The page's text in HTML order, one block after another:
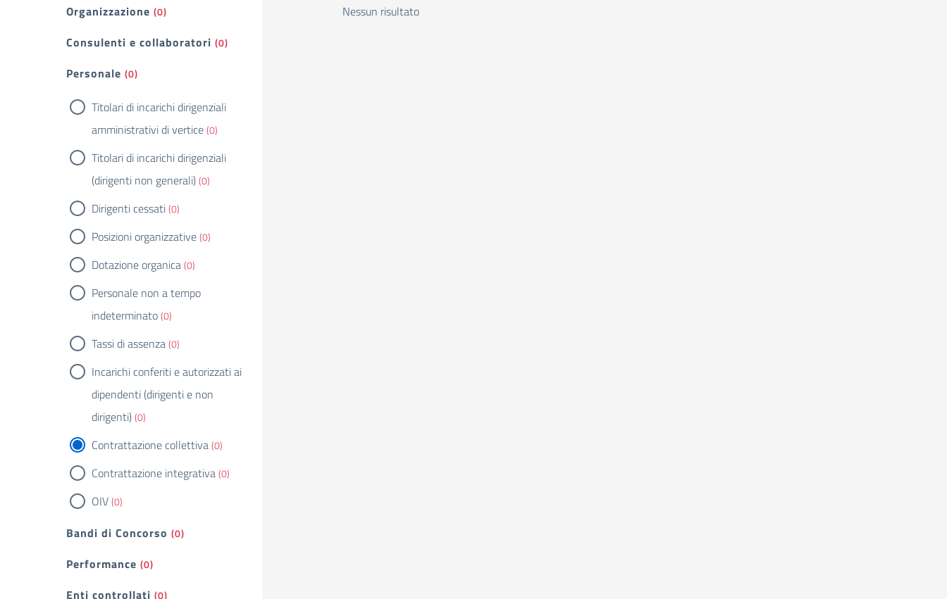
Organizzazione (0)
Consulenti e collaboratori (0)
Personale (0)
Titolari di incarichi dirigenziali
amministrativi di vertice(0)
Titolari di incarichi dirigenziali
(dirigenti non generali)(0)
Dirigenti cessati(0)
Posizioni organizzative(0)
Dotazione organica(0)
Personale non a tempo
indeterminato(0)
Tassi di assenza(0)
Incarichi conferiti e autorizzati ai
dipendenti (dirigenti e non
dirigenti)(0)
Contrattazione collettiva(0)
Contrattazione integrativa(0)
OIV(0)
Bandi di Concorso (0)
Performance (0)
Enti controllati (0)
Nessun risultato